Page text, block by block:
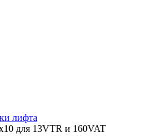
лифта
для 13VTR и 160VAT